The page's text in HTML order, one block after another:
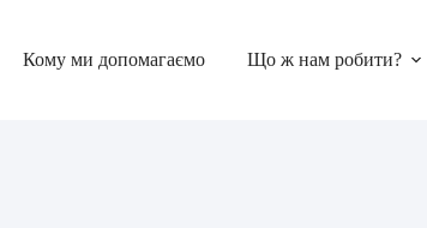
Кому ми допомагаємо Що ж нам робити?